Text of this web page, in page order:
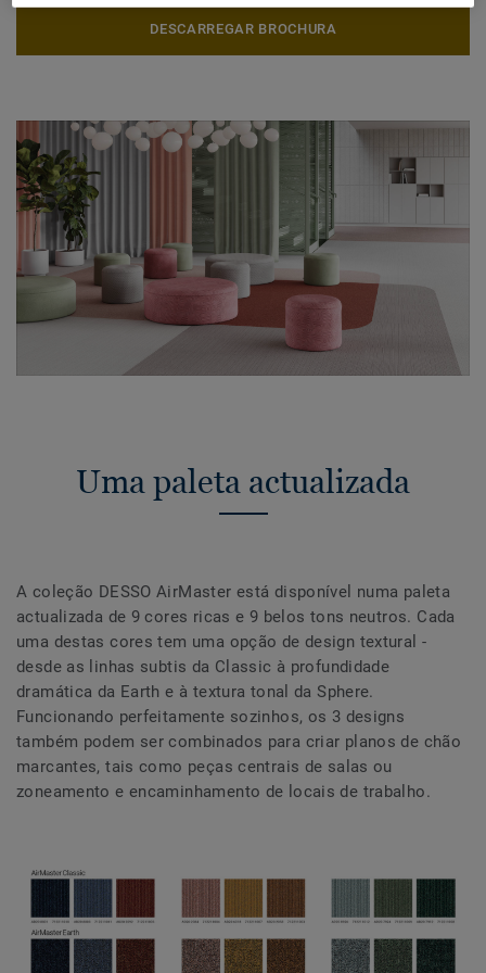
DESCARREGAR BROCHURA
Uma paleta actualizada
A coleção DESSO AirMaster está disponível numa paleta
actualizada de 9 cores ricas e 9 belos tons neutros. Cada
uma destas cores tem uma opção de design textural -
desde as linhas subtis da Classic à profundidade
dramática da Earth e à textura tonal da Sphere.
Funcionando perfeitamente sozinhos, os 3 designs
também podem ser combinados para criar planos de chão
marcantes, tais como peças centrais de salas ou
zoneamento e encaminhamento de locais de trabalho.